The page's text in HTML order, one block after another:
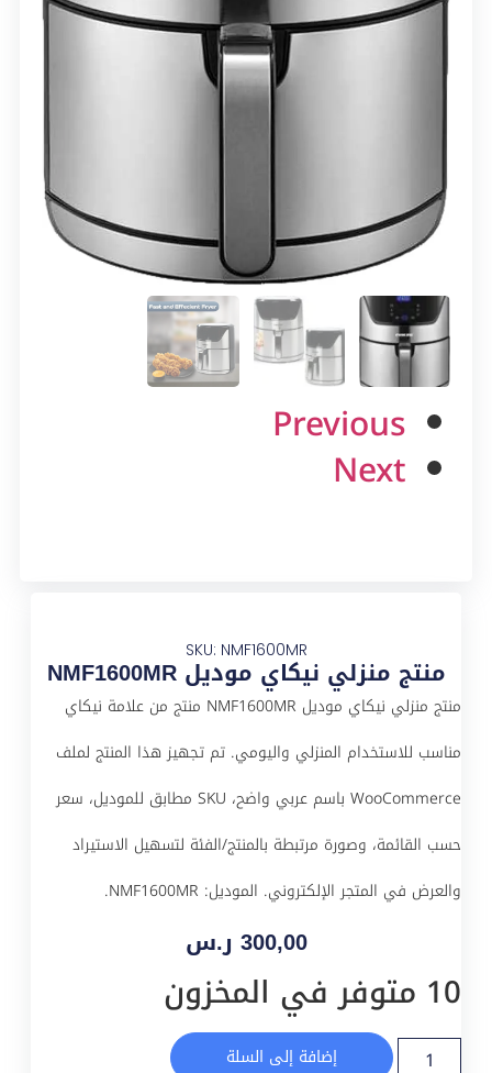
Previous
Next
SKU: NMF1600MR
منتج منزلي نيكاي موديل NMF1600MR
منتج منزلي نيكاي موديل NMF1600MR منتج من علامة نيكاي
مناسب للاستخدام المنزلي واليومي. تم تجهيز هذا المنتج لملف
WooCommerce باسم عربي واضح، SKU مطابق للموديل، سعر
حسب القائمة، وصورة مرتبطة بالمنتج/الفئة لتسهيل الاستيراد
والعرض في المتجر الإلكتروني. الموديل: NMF1600MR.
300,00 ر.س
10 متوفر في المخزون
إضافة إلى السلة